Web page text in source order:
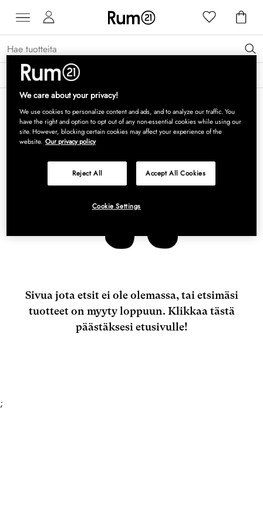
Saat 15 % alennusta Grythyttan Stålmöbler -tuotteista* →
Sivua jota etsit ei ole olemassa, tai etsimäsi
tuotteet on myyty loppuun. Klikkaa tästä
päästäksesi etusivulle!
;
We care about your privacy!
We use cookies to personalize content and ads, and to analyze our traffic. You
have the right and option to opt out of any non-essential cookies while using our
site. However, blocking certain cookies may affect your experience of the
website. Our privacy policy
Reject All Accept All Cookies
Cookie Settings